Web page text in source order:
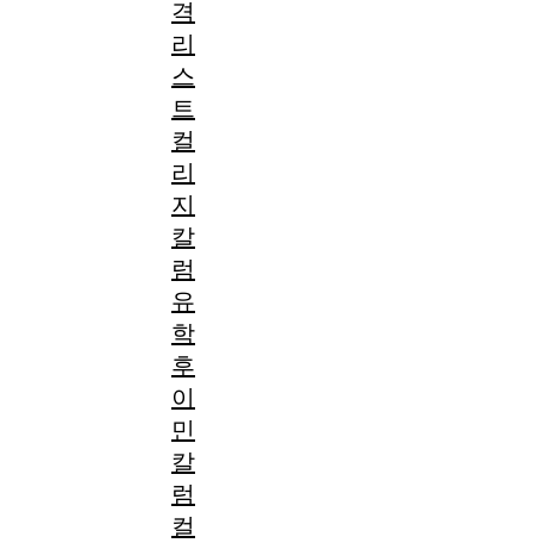
격
리
스
트
컬
리
지
칼
럼
유
학
후
이
민
칼
럼
컬